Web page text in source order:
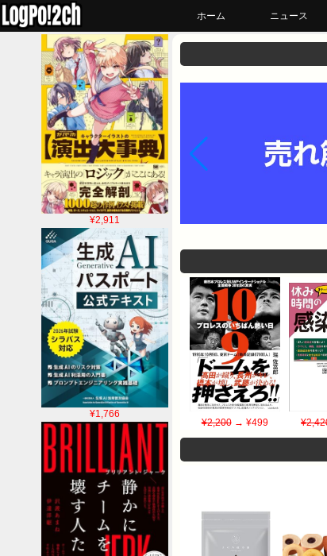
ホーム ニュース
¥2,911
¥1,766
¥2,200→ ¥499